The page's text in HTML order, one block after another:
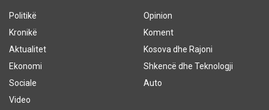
Politikë
Kronikë
Aktualitet
Ekonomi
Sociale
Video
Opinion
Koment
Kosova dhe Rajoni
Shkencë dhe Teknologji
Auto